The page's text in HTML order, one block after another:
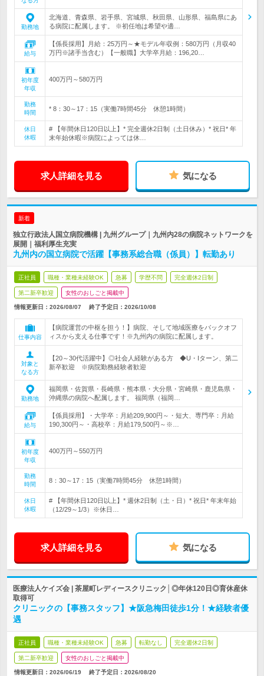
勤務地
北海道、青森県、岩手県、宮城県、秋田県、山形県、福島県にあ
る病院に配属します。 ※初任地は希望や適…
給与
【係長採用】月給：25万円～★モデル年収例：580万円（月収40
万円※諸手当含む）【一般職】大学卒月給：196,20…
初年度
年収
400万円～580万円
勤務
時間
* 8：30～17：15（実働7時間45分 休憩1時間）
休日
休暇
# 【年間休日120日以上】* 完全週休2日制（土日休み）* 祝日* 年
末年始休暇※病院によっては休…
求人詳細を見る 気になる
新着
独立行政法人国立病院機構 | 九州グループ｜九州内28の病院ネットワークを
展開｜福利厚生充実
九州内の国立病院で活躍【事務系総合職（係員）】転勤あり
正社員 職種・業種未経験OK 急募 学歴不問 完全週休2日制
第二新卒歓迎 女性のおしごと掲載中
情報更新日：2026/08/07 終了予定日： 2026/10/08
仕事内容
【病院運営の中枢を担う！】病院、そして地域医療をバックオフ
ィスから支える仕事です！※九州内の病院に配属します。
対象と
なる方
【20～30代活躍中】◎社会人経験がある方 ◆U・Iターン、第二
新卒歓迎 ※病院勤務経験者歓迎
勤務地
福岡県・佐賀県・長崎県・熊本県・大分県・宮崎県・鹿児島県・
沖縄県の病院へ配属します。 福岡県（福岡…
給与
【係員採用】・大学卒：月給209,900円～・短大、専門卒：月給
190,300円～・高校卒：月給179,500円～※…
初年度
年収
400万円～550万円
勤務
時間
8：30～17：15（実働7時間45分 休憩1時間）
休日
休暇
# 【年間休日120日以上】* 週休2日制（土・日）* 祝日* 年末年始
（12/29～1/3）※休日…
求人詳細を見る 気になる
医療法人ケイズ会 | 茶屋町レディースクリニック│◎年休120日◎育休産休
取得可
クリニックの【事務スタッフ】★阪急梅田徒歩1分！★経験者優
遇
正社員 職種・業種未経験OK 急募 転勤なし 完全週休2日制
第二新卒歓迎 女性のおしごと掲載中
情報更新日：2026/06/19 終了予定日： 2026/08/20